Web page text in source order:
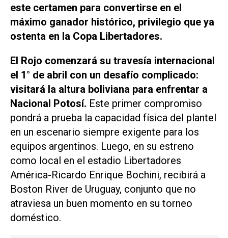
este certamen para convertirse en el
máximo ganador histórico, privilegio que ya
ostenta en la Copa Libertadores.
El Rojo comenzará su travesía internacional
el 1° de abril con un desafío complicado:
visitará la altura boliviana para enfrentar a
Nacional Potosí. Este primer compromiso
pondrá a prueba la capacidad física del plantel
en un escenario siempre exigente para los
equipos argentinos. Luego, en su estreno
como local en el estadio Libertadores
América-Ricardo Enrique Bochini, recibirá a
Boston River de Uruguay, conjunto que no
atraviesa un buen momento en su torneo
doméstico.